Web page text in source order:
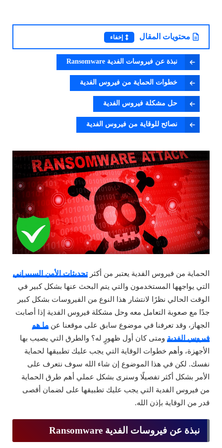
محتويات المقال إخفاء
نبذة عن فيروسات الفدية Ransomware
خطوات الحماية من فيروس الفدية
حل مشكلة فيروس الفدية
نصائح للوقاية من فيروس الفدية
الحماية من فيروس الفدية يعتبر من أكثرتحديثات الأمن السيبراني
التي يواجهها المستخدمون والتي يتم البحث عنها بشكل كبير في
الوقت الحالي نظرًا لانتشار هذا النوع من الفيروسات بشكل كبير
جدًا مع صعوبة التعامل معه وحل مشكلة فيروس الفدية إذا أصابت
الجهاز، وقد تعرفنا في موضوع سابق على موقعنا عن ما هو
فيروس الفدية ومتى كان أول ظهورٍ له؟ والطرق التي يصيب بها
الأجهزة، وأهم خطوات الوقاية التي يجب عليك تطبيقها لحماية
نفسك. لكن في هذا الموضوع إن شاء الله سوف نتعرف على
الأمر بشكل أكثر تفصيلًا وسنرى بشكل عملي أهم طرق الحماية
من فيروس الفدية التي يجب عليك تطبيقها على لضمان أقصى
قدر من الوقاية بإذن الله.
نبذة عن فيروسات الفدية Ransomware